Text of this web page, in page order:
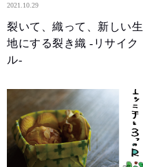
2021.10.29
裂いて、織って、新しい生
地にする裂き織 -リサイク
ル-